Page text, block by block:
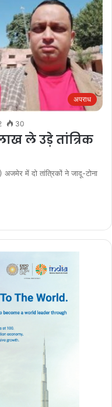
अपराध
30
ले उड़े तांत्रिक
में दो तांत्रिकों ने जादू-टोना